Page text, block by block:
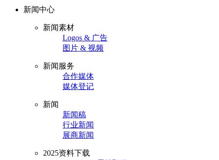
新闻中心
新闻素材
Logos & 广告
图片 & 视频
新闻服务
合作媒体
媒体登记
新闻
新闻稿
行业新闻
展商新闻
2025资料下载